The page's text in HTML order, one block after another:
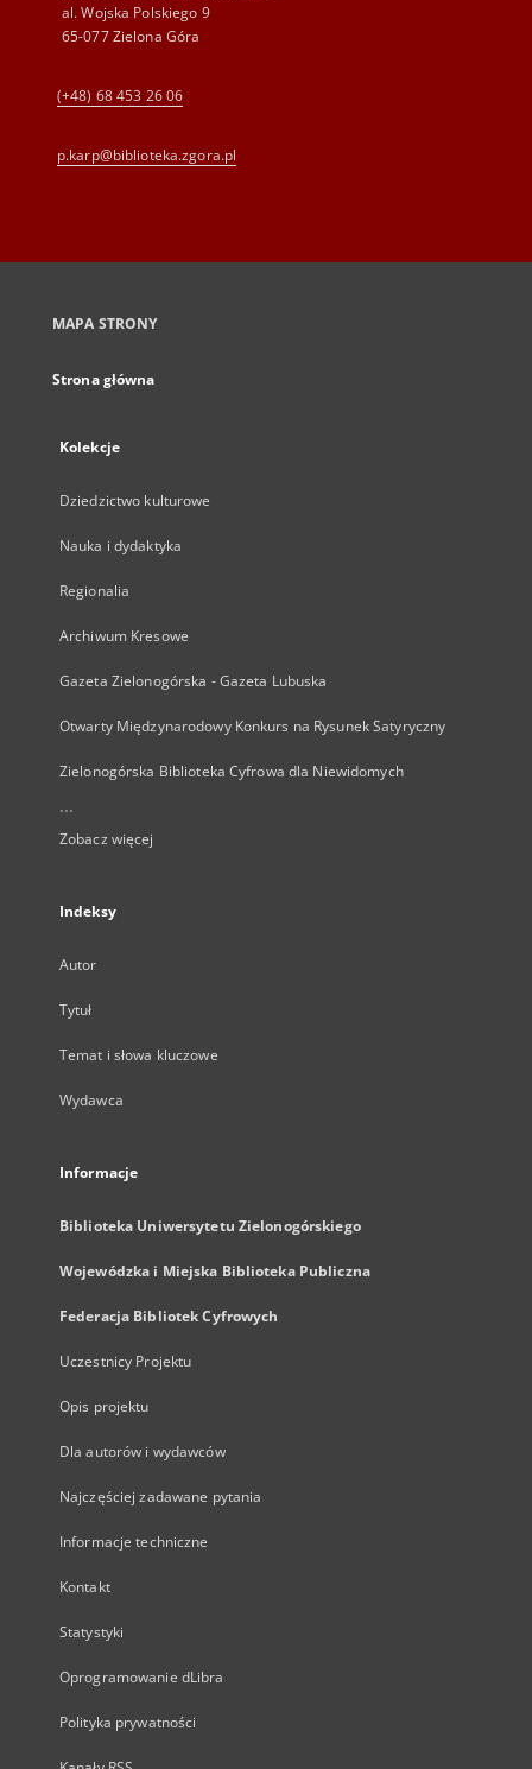
al. Wojska Polskiego 9
65-077 Zielona Góra
(+48) 68 453 26 06
p.karp@biblioteka.zgora.pl
MAPA STRONY
Strona główna
Kolekcje
Dziedzictwo kulturowe
Nauka i dydaktyka
Regionalia
Archiwum Kresowe
Gazeta Zielonogórska - Gazeta Lubuska
Otwarty Międzynarodowy Konkurs na Rysunek Satyryczny
Zielonogórska Biblioteka Cyfrowa dla Niewidomych
...
Zobacz więcej
Indeksy
Autor
Tytuł
Temat i słowa kluczowe
Wydawca
Informacje
Biblioteka Uniwersytetu Zielonogórskiego
Wojewódzka i Miejska Biblioteka Publiczna
Federacja Bibliotek Cyfrowych
Uczestnicy Projektu
Opis projektu
Dla autorów i wydawców
Najczęściej zadawane pytania
Informacje techniczne
Kontakt
Statystyki
Oprogramowanie dLibra
Polityka prywatności